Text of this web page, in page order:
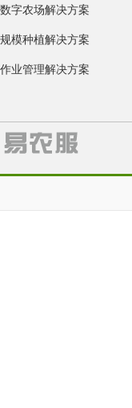
数字农场解决方案
规模种植解决方案
作业管理解决方案